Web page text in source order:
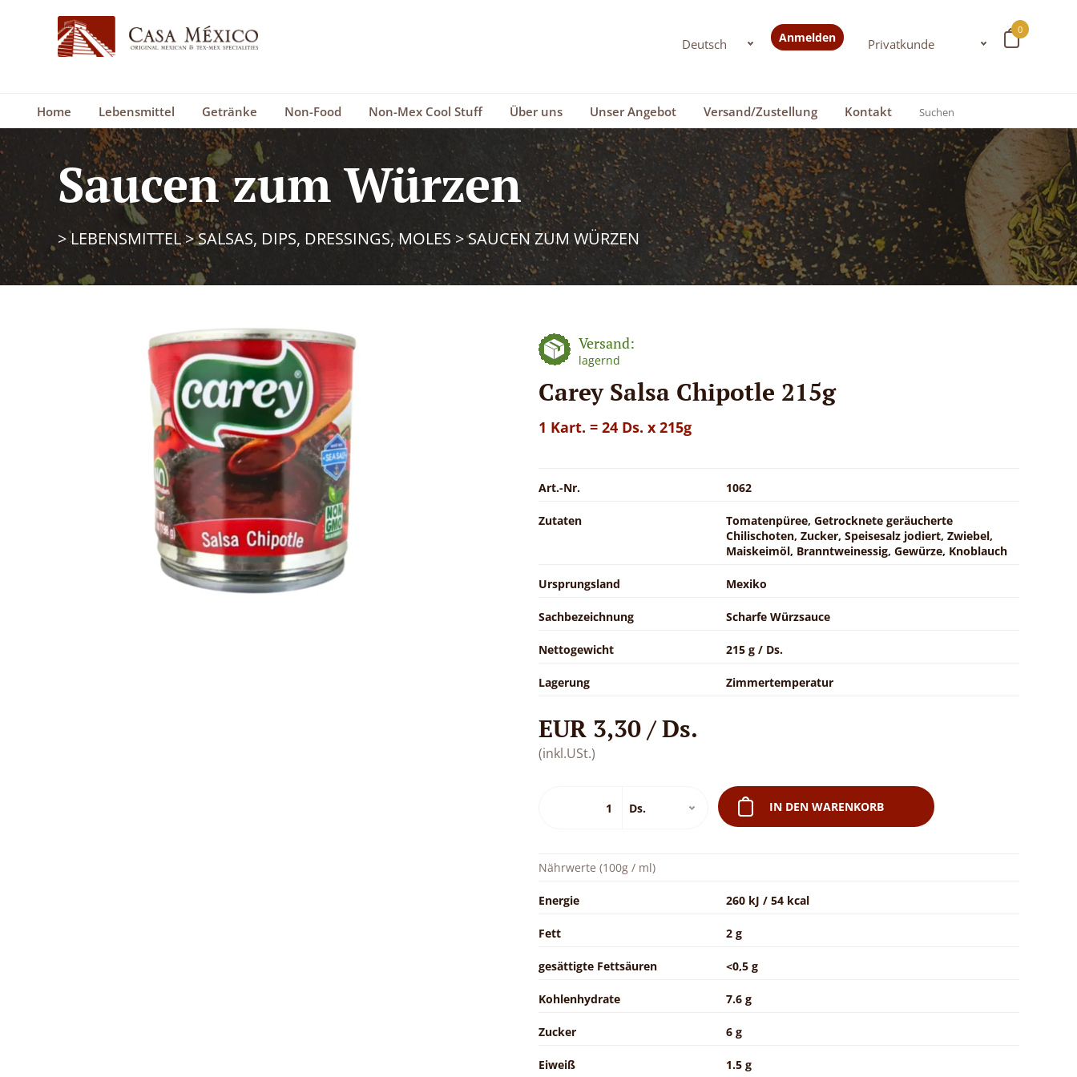
0
Anmelden
Home Lebensmittel Getränke Non-Food Non-Mex Cool Stuff Über uns Unser Angebot Versand/Zustellung Kontakt
Saucen zum Würzen
>LEBENSMITTEL>SALSAS, DIPS, DRESSINGS, MOLES>SAUCEN ZUM WÜRZEN
Versand:
lagernd
Carey Salsa Chipotle 215g
1 Kart. = 24 Ds. x 215g
Art.-Nr. 1062
Zutaten
Tomatenpüree, Getrocknete geräucherte
Chilischoten, Zucker, Speisesalz jodiert, Zwiebel,
Maiskeimöl, Branntweinessig, Gewürze, Knoblauch
Ursprungsland Mexiko
Sachbezeichnung Scharfe Würzsauce
Nettogewicht 215 g / Ds.
Lagerung Zimmertemperatur
EUR 3,30 / Ds.
(inkl.USt.)
IN DEN WARENKORB
Nährwerte (100g / ml)
Energie 260 kJ / 54 kcal
Fett 2 g
gesättigte Fettsäuren <0,5 g
Kohlenhydrate 7.6 g
Zucker 6 g
Eiweiß 1.5 g